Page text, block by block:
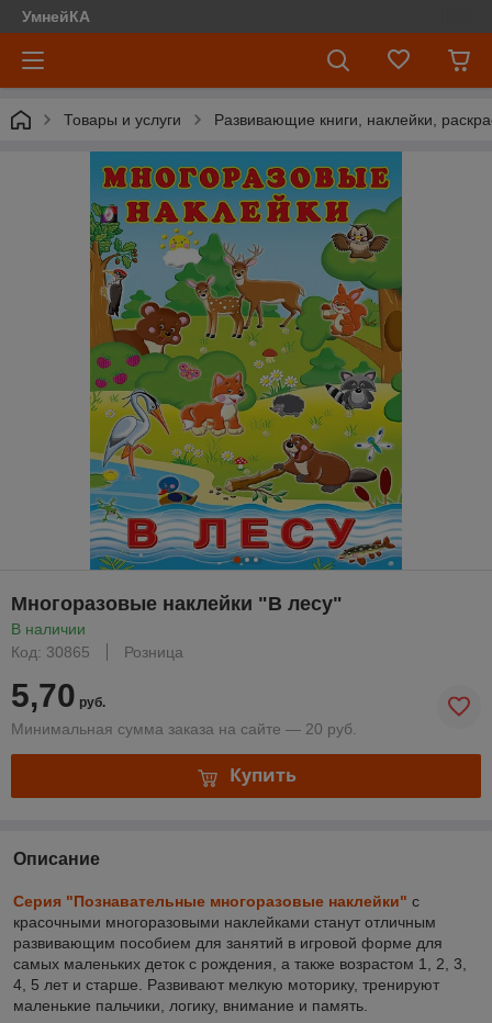
УмнейКА
Товары и услуги Развивающие книги, наклейки,
Многоразовые наклейки "В лесу"
В наличии
Код: 30865
Розница
5,70 руб.
Минимальная сумма заказа на сайте — 20 руб.
Купить
Описание
Серия "Познавательные многоразовые наклейки" с
красочными многоразовыми наклейками станут отличным
развивающим пособием для занятий в игровой форме для
самых маленьких деток с рождения, а также возрастом 1, 2, 3,
4, 5 лет и старше. Развивают мелкую моторику, тренируют
маленькие пальчики, логику, внимание и память.